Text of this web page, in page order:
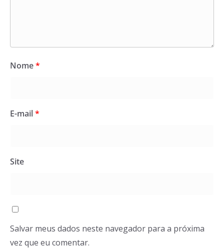
Nome*
E-mail*
Site
Salvar meus dados neste navegador para a próxima
vez que eu comentar.